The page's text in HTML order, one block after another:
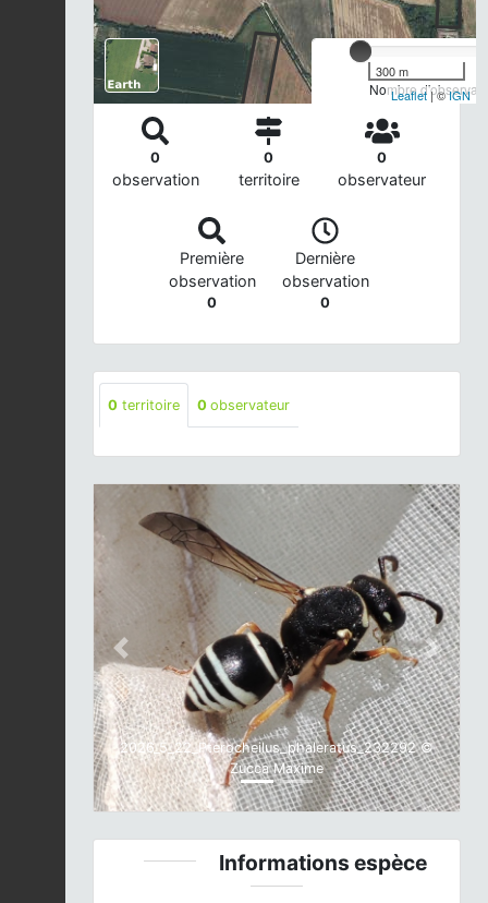
Nombre
300 m
Leaflet| ©IGN
0
observation
0
territoire
0
observateur
Première
observation
0
Dernière
observation
0
0 territoire 0 observateur
2026_5_22_Pterocheilus_phaleratus_232292 ©
Zucca Maxime
Previous Next
Informations espèce